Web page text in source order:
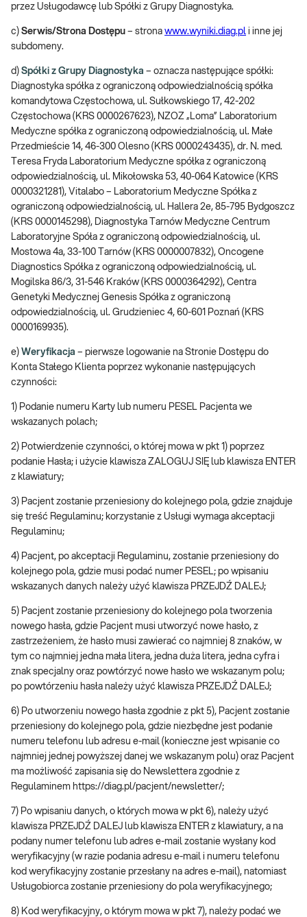
przez Usługodawcę lub Spółki z Grupy Diagnostyka.
c) Serwis/Strona Dostępu – strona www.wyniki.diag.pl i inne jej
subdomeny.
d) Spółki z Grupy Diagnostyka – oznacza następujące spółki:
Diagnostyka spółka z ograniczoną odpowiedzialnością spółka
komandytowa Częstochowa, ul. Sułkowskiego 17, 42-202
Częstochowa (KRS 0000267623), NZOZ „Loma” Laboratorium
Medyczne spółka z ograniczoną odpowiedzialnością, ul. Małe
Przedmieście 14, 46-300 Olesno (KRS 0000243435), dr. N. med.
Teresa Fryda Laboratorium Medyczne spółka z ograniczoną
odpowiedzialnością, ul. Mikołowska 53, 40-064 Katowice (KRS
0000321281), Vitalabo – Laboratorium Medyczne Spółka z
ograniczoną odpowiedzialnością, ul. Hallera 2e, 85-795 Bydgoszcz
(KRS 0000145298), Diagnostyka Tarnów Medyczne Centrum
Laboratoryjne Spóła z ograniczoną odpowiedzialnością, ul.
Mostowa 4a, 33-100 Tarnów (KRS 0000007832), Oncogene
Diagnostics Spółka z ograniczoną odpowiedzialnością, ul.
Mogilska 86/3, 31-546 Kraków (KRS 0000364292), Centra
Genetyki Medycznej Genesis Spółka z ograniczoną
odpowiedzialnością, ul. Grudzieniec 4, 60-601 Poznań (KRS
0000169935).
e) Weryfikacja – pierwsze logowanie na Stronie Dostępu do
Konta Stałego Klienta poprzez wykonanie następujących
czynności:
1) Podanie numeru Karty lub numeru PESEL Pacjenta we
wskazanych polach;
2) Potwierdzenie czynności, o której mowa w pkt 1) poprzez
podanie Hasła; i użycie klawisza ZALOGUJ SIĘ lub klawisza ENTER
z klawiatury;
3) Pacjent zostanie przeniesiony do kolejnego pola, gdzie znajduje
się treść Regulaminu; korzystanie z Usługi wymaga akceptacji
Regulaminu;
4) Pacjent, po akceptacji Regulaminu, zostanie przeniesiony do
kolejnego pola, gdzie musi podać numer PESEL; po wpisaniu
wskazanych danych należy użyć klawisza PRZEJDŹ DALEJ;
5) Pacjent zostanie przeniesiony do kolejnego pola tworzenia
nowego hasła, gdzie Pacjent musi utworzyć nowe hasło, z
zastrzeżeniem, że hasło musi zawierać co najmniej 8 znaków, w
tym co najmniej jedna mała litera, jedna duża litera, jedna cyfra i
znak specjalny oraz powtórzyć nowe hasło we wskazanym polu;
po powtórzeniu hasła należy użyć klawisza PRZEJDŹ DALEJ;
6) Po utworzeniu nowego hasła zgodnie z pkt 5), Pacjent zostanie
przeniesiony do kolejnego pola, gdzie niezbędne jest podanie
numeru telefonu lub adresu e-mail (konieczne jest wpisanie co
najmniej jednej powyższej danej we wskazanym polu) oraz Pacjent
ma możliwość zapisania się do Newslettera zgodnie z
Regulaminem https://diag.pl/pacjent/newsletter/;
7) Po wpisaniu danych, o których mowa w pkt 6), należy użyć
klawisza PRZEJDŹ DALEJ lub klawisza ENTER z klawiatury, a na
podany numer telefonu lub adres e-mail zostanie wysłany kod
weryfikacyjny (w razie podania adresu e-mail i numeru telefonu
kod weryfikacyjny zostanie przesłany na adres e-mail), natomiast
Usługobiorca zostanie przeniesiony do pola weryfikacyjnego;
8) Kod weryfikacyjny, o którym mowa w pkt 7), należy podać we